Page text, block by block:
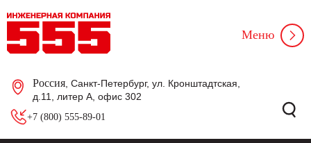
Россия , Санкт-Петербург, ул. Кронштадтская,
д.11, литер А, офис 302
+7 (800) 555-89-01
Меню